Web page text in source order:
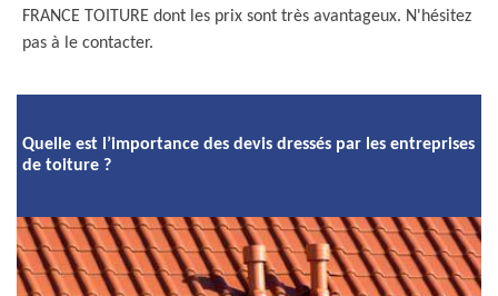
FRANCE TOITURE dont les prix sont très avantageux. N'hésitez
pas à le contacter.
Quelle est l’importance des devis dressés par les entreprises
de toiture ?